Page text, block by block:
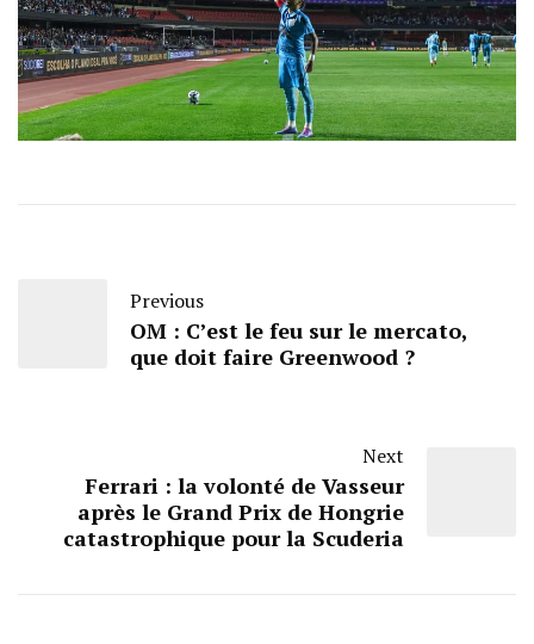
Previous
OM : C’est le feu sur le mercato,
que doit faire Greenwood ?
Next
Ferrari : la volonté de Vasseur
après le Grand Prix de Hongrie
catastrophique pour la Scuderia